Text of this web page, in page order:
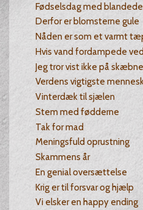
Fødselsdag med
Derfor er blomsterne gule
Nåden er som et varmt
Hvis vand fordampede
Jeg tror vist ikke på
Verdens vigtigste
Vinterdæk til sjælen
Stem med fødderne
Tak for mad
Meningsfuld oprustning
Skammens år
En genial oversættelse
Krig er til forsvar og hjælp
Vi elsker en happy ending